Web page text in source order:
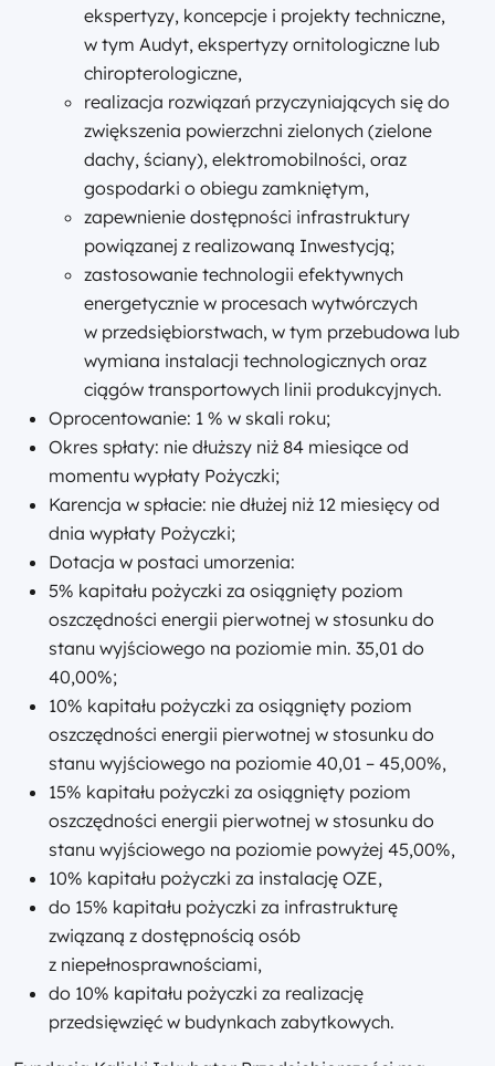
ekspertyzy, koncepcje i projekty techniczne,
w tym Audyt, ekspertyzy ornitologiczne lub
chiropterologiczne,
realizacja rozwiązań przyczyniających się do
zwiększenia powierzchni zielonych (zielone
dachy, ściany), elektromobilności, oraz
gospodarki o obiegu zamkniętym,
zapewnienie dostępności infrastruktury
powiązanej z realizowaną Inwestycją;
zastosowanie technologii efektywnych
energetycznie w procesach wytwórczych
w przedsiębiorstwach, w tym przebudowa lub
wymiana instalacji technologicznych oraz
ciągów transportowych linii produkcyjnych.
Oprocentowanie: 1 % w skali roku;
Okres spłaty: nie dłuższy niż 84 miesiące od
momentu wypłaty Pożyczki;
Karencja w spłacie: nie dłużej niż 12 miesięcy od
dnia wypłaty Pożyczki;
Dotacja w postaci umorzenia:
5% kapitału pożyczki za osiągnięty poziom
oszczędności energii pierwotnej w stosunku do
stanu wyjściowego na poziomie min. 35,01 do
40,00%;
10% kapitału pożyczki za osiągnięty poziom
oszczędności energii pierwotnej w stosunku do
stanu wyjściowego na poziomie 40,01 – 45,00%,
15% kapitału pożyczki za osiągnięty poziom
oszczędności energii pierwotnej w stosunku do
stanu wyjściowego na poziomie powyżej 45,00%,
10% kapitału pożyczki za instalację OZE,
do 15% kapitału pożyczki za infrastrukturę
związaną z dostępnością osób
z niepełnosprawnościami,
do 10% kapitału pożyczki za realizację
przedsięwzięć w budynkach zabytkowych.